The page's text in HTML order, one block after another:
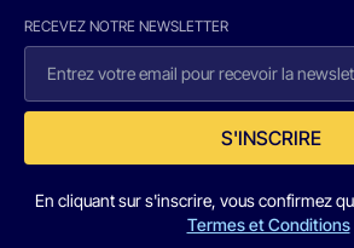
RECEVEZ NOTRE NEWSLETTER
S'INSCRIRE
En cliquant sur s'inscrire, vous confirmez
Termes et Conditions